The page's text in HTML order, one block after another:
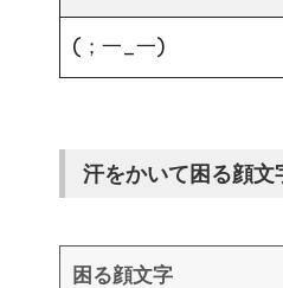
(；一_一)
汗をかいて困る顔文
困る顔文字